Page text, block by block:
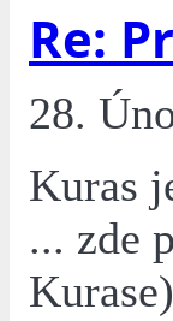
Re:
28.
Kuras
... zde
Kurase)